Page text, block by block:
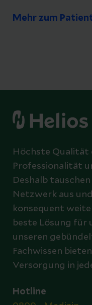
Mehr zum
Höchste Qualität
Professionalität
Deshalb
Netzwerk aus
konsequent
beste Lösung für
unseren
Fachwissen
Versorgung in
Hotline